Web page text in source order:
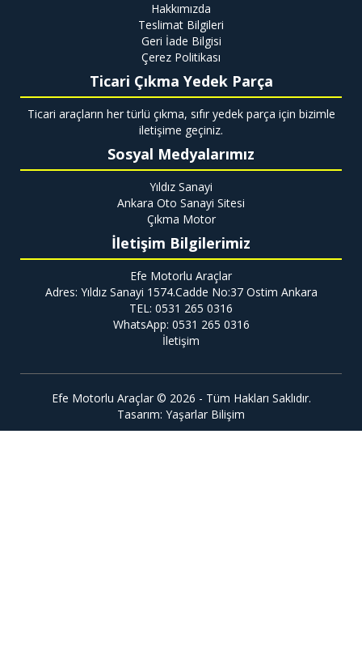
Hakkımızda
Teslimat Bilgileri
Geri İade Bilgisi
Çerez Politikası
Ticari Çıkma Yedek Parça
Ticari araçların her türlü çıkma, sıfır yedek parça için bizimle
iletişime geçiniz.
Sosyal Medyalarımız
Yıldız Sanayi
Ankara Oto Sanayi Sitesi
Çıkma Motor
İletişim Bilgilerimiz
Efe Motorlu Araçlar
Adres: Yıldız Sanayi 1574.Cadde No:37 Ostim Ankara
TEL: 0531 265 0316
WhatsApp: 0531 265 0316
İletişim
Efe Motorlu Araçlar © 2026 - Tüm Hakları Saklıdır.
Tasarım: Yaşarlar Bilişim